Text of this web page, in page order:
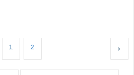
1 2